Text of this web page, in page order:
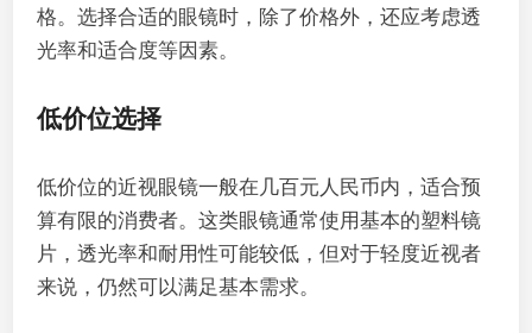
格。选择合适的眼镜时，除了价格外，还应考虑透
光率和适合度等因素。
低价位选择
低价位的近视眼镜一般在几百元人民币内，适合预
算有限的消费者。这类眼镜通常使用基本的塑料镜
片，透光率和耐用性可能较低，但对于轻度近视者
来说，仍然可以满足基本需求。